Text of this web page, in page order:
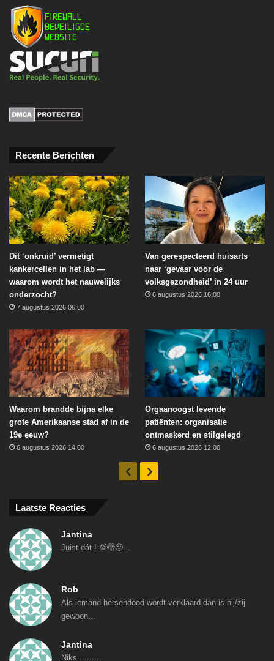
Recente Berichten
Dit ‘onkruid’ vernietigt
kankercellen in het lab —
waarom wordt het nauwelijks
onderzocht?
7 augustus 2026 06:00
Van gerespecteerd huisarts
naar ‘gevaar voor de
volksgezondheid’ in 24 uur
6 augustus 2026 16:00
Waarom brandde bijna elke
grote Amerikaanse stad af in de
19e eeuw?
6 augustus 2026 14:00
Orgaanoogst levende
patiënten: organisatie
ontmaskerd en stilgelegd
6 augustus 2026 12:00
VorigeVolgende
Laatste Reacties
Jantina
Juist dát ! 💯🫣🤢...
Rob
Als iemand hersendood wordt verklaard dan is hij/zij
gewoon...
Jantina
Niks .........